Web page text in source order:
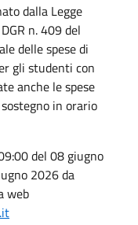
dalla Legge
n. 409 del
delle spese di
gli studenti con
anche le spese
in orario
del 08 giugno
2026 da
web